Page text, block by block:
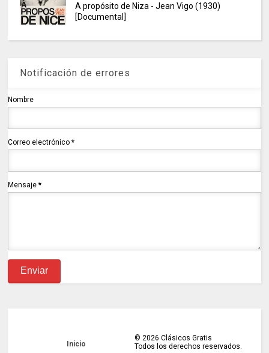
A propósito de Niza - Jean Vigo (1930)
[Documental]
Notificación de errores
Nombre
Correo electrónico*
Mensaje*
Inicio
© 2026 Clásicos Gratis
Todos los derechos reservados.